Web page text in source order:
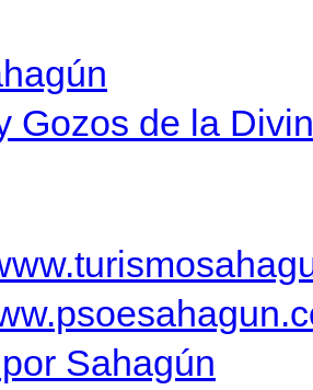
Gozos de la
Sahagún